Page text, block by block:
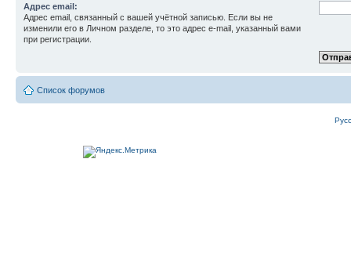
Адрес email:
Адрес email, связанный с вашей учётной записью. Если вы не
изменили его в Личном разделе, то это адрес e-mail, указанный вами
при регистрации.
Список форумов